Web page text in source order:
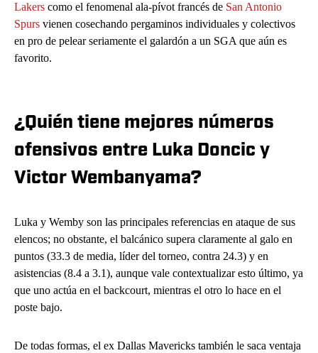
Lakers como el fenomenal ala-pívot francés de San Antonio
Spurs vienen cosechando pergaminos individuales y colectivos
en pro de pelear seriamente el galardón a un SGA que aún es
favorito.
¿Quién tiene mejores números
ofensivos entre Luka Doncic y
Victor Wembanyama?
Luka y Wemby son las principales referencias en ataque de sus
elencos; no obstante, el balcánico supera claramente al galo en
puntos (33.3 de media, líder del torneo, contra 24.3) y en
asistencias (8.4 a 3.1), aunque vale contextualizar esto último, ya
que uno actúa en el backcourt, mientras el otro lo hace en el
poste bajo.
De todas formas, el ex Dallas Mavericks también le saca ventaja